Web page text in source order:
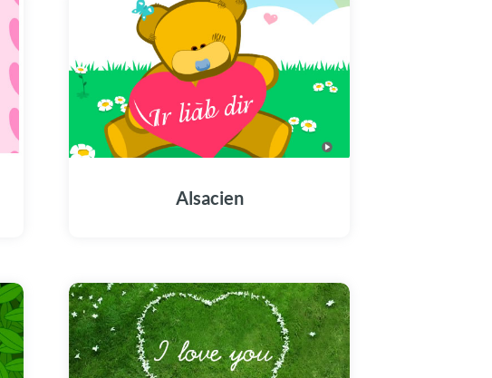
Alsacien